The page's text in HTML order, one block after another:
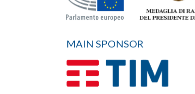
MAIN SPONSOR